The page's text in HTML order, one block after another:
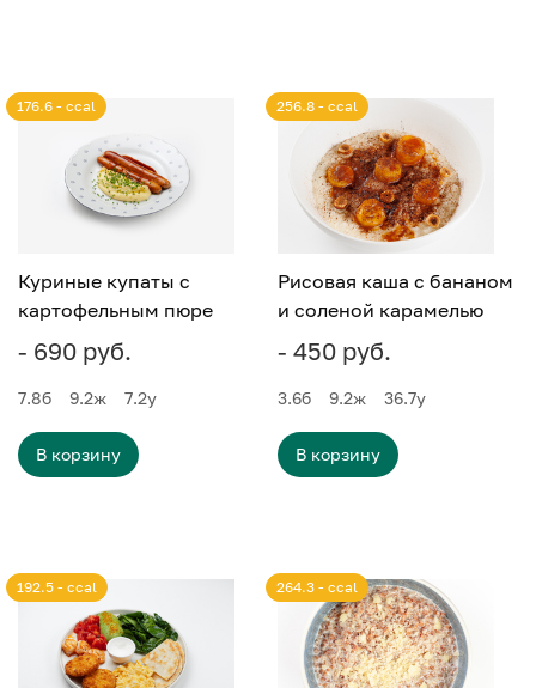
Куриные купаты с
картофельным пюре
- 690 руб.
176.6 - ccal
7.8б 9.2ж 7.2у
В корзину
Рисовая каша с бананом
и соленой карамелью
- 450 руб.
256.8 - ccal
3.6б 9.2ж 36.7у
В корзину
192.5 - ccal 264.3 - ccal